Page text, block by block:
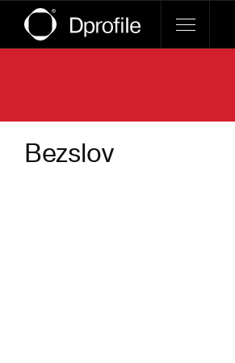
Bezslov